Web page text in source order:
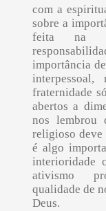
com a
sobre a
feita na
importância
interpessoal,
fraternidade
abertos a
nos lembrou
religioso deve
é algo
interioridade
ativismo
qualidade de
Deus.